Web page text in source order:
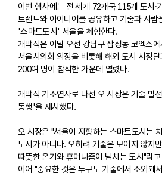
이번 행사에는 전 세계 72개국 115개 도시·
트렌드와 아이디어를 공유하고 기술과 사람
'스마트도시' 서울을 체험한다.
개막식은 이날 오전 강남구 삼성동 코엑스
서울시의회 의장을 비롯해 해외 도시 시장
200여 명이 참석한 가운데 열렸다.
개막식 기조연사로 나선 오 시장은 기술 발
동행'을 제시했다.
오 시장은 "서울이 지향하는 스마트도시는
도시가 아니다. 오히려 기술은 보이지 않지
따뜻한 온기와 휴머니즘이 넘치는 도시"라
이어 "중요한 것은 누구도 기술에서 소외돼